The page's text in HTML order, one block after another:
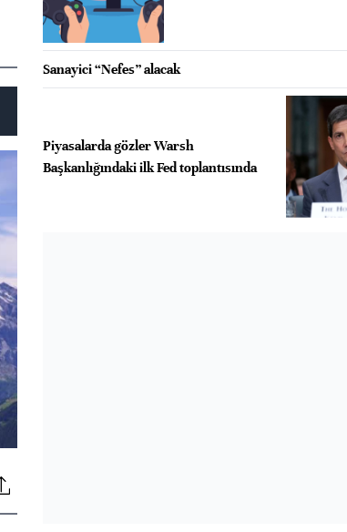
Sanayici “Nefes” alacak
Piyasalarda gözler Warsh
Başkanlığındaki ilk Fed toplantısında